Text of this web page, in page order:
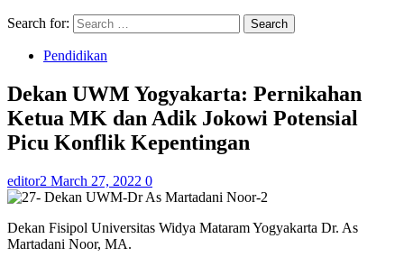
Search for:
Pendidikan
Dekan UWM Yogyakarta: Pernikahan
Ketua MK dan Adik Jokowi Potensial
Picu Konflik Kepentingan
editor2 March 27, 2022 0
Dekan Fisipol Universitas Widya Mataram Yogyakarta Dr. As
Martadani Noor, MA.